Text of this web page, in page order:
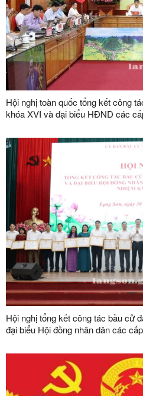
Hội nghị toàn quốc tổng kết công
khóa XVI và đại biểu HĐND các
Hội nghị tổng kết công tác bầu cử
đại biểu Hội đồng nhân dân các